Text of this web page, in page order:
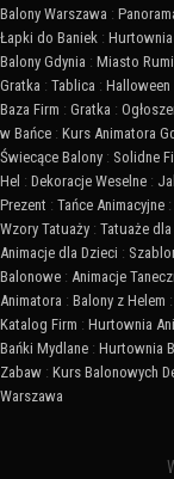
Balony Warszawa :
Łapki do Baniek :
Balony Gdynia : Miasto
Gratka : Tablica : Halloween
Baza Firm : Gratka :
w Bańce : Kurs Animatora
Świecące Balony : Solidne
Hel : Dekoracje Weselne :
Prezent : Tańce Animacyjne :
Wzory Tatuaży : Tatuaże dla
Animacje dla Dzieci :
Balonowe : Animacje
Animatora : Balony z Helem :
Katalog Firm : Hurtownia
Bańki Mydlane : Hurtownia
Zabaw : Kurs Balonowych
Warszawa